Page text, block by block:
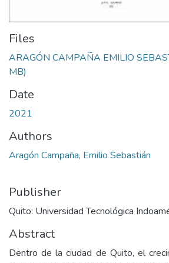
Files
ARAGÓN CAMPAÑA EMILIO
MB)
Date
2021
Authors
Aragón Campaña, Emilio Sebastián
Publisher
Quito: Universidad Tecnológica
Abstract
Dentro de la ciudad de Quito, el